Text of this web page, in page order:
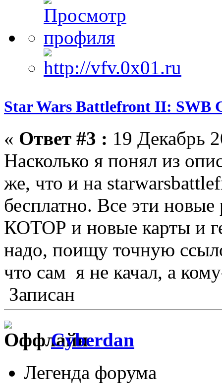
Star Wars Battlefront II: SWB
« Ответ #3 : 19 Декабрь
Насколько я понял из
же, что и на
бесплатно. Все эти
КОТОР и новые карты и
надо, поищу точную
что сам я не качал, а
Записан
Cyberdan
Легенда форума